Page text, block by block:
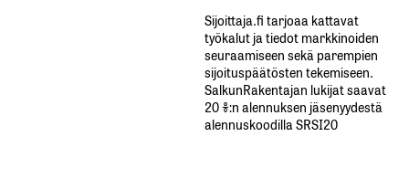
Sijoittaja.fi tarjoaa kattavat
työkalut ja tiedot markkinoiden
seuraamiseen sekä parempien
sijoituspäätösten tekemiseen.
SalkunRakentajan lukijat saavat
20 %:n alennuksen jäsenyydestä
alennuskoodilla SRSI20